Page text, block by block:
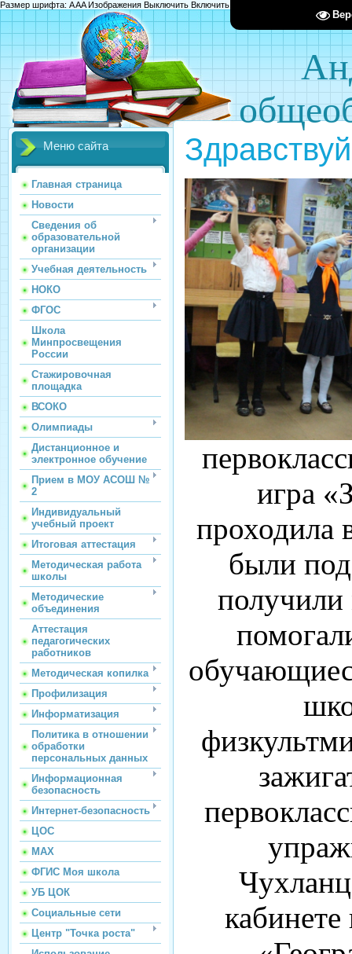
Размер шрифта: AAAИзображения Выключить Включить
Меню сайта
Главная страница
Новости
Сведения об
образовательной
организации
Учебная деятельность
НОКО
ФГОС
Школа
Минпросвещения
России
Стажировочная
площадка
ВСОКО
Олимпиады
Дистанционное и
электронное обучение
Прием в МОУ АСОШ №
2
Индивидуальный
учебный проект
Итоговая аттестация
Методическая работа
школы
Методические
объединения
Аттестация
педагогических
работников
Методическая копилка
Профилизация
Информатизация
Политика в отношении
обработки
персональных данных
Информационная
безопасность
Интернет-безопасность
ЦОС
МАХ
ФГИС Моя школа
УБ ЦОК
Социальные сети
Центр "Точка роста"
игра
проходила
были
кабинете